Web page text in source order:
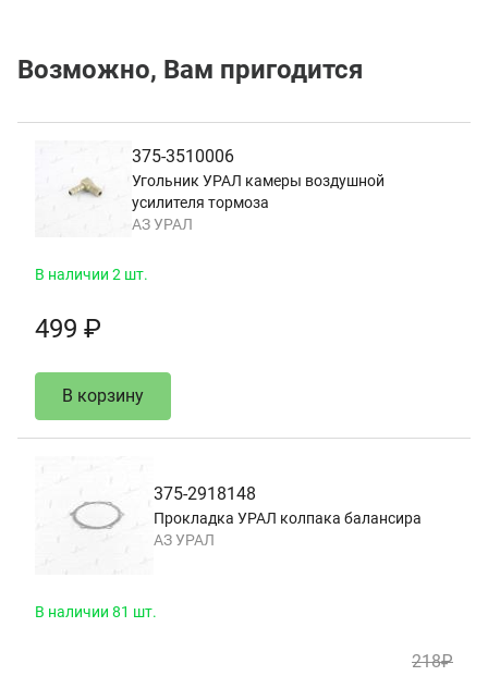
Возможно, Вам пригодится
375-3510006
Угольник УРАЛ камеры воздушной
усилителя тормоза
АЗ УРАЛ
В наличии 2 шт.
499 ₽
В корзину
375-2918148
Прокладка УРАЛ колпака балансира
АЗ УРАЛ
В наличии 81 шт.
218₽